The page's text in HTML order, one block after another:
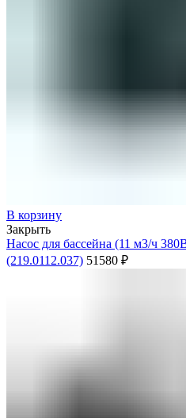
В корзину
Закрыть
Насос для бассейна (11 м3/ч
(219.0112.037) 51580 ₽